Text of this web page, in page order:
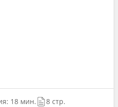
18 мин. 8 стр.